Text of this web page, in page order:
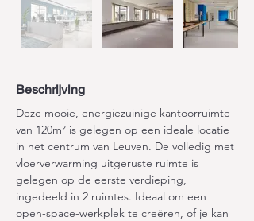
Beschrijving
Deze mooie, energiezuinige kantoorruimte
van 120m² is gelegen op een ideale locatie
in het centrum van Leuven. De volledig met
vloerverwarming uitgeruste ruimte is
gelegen op de eerste verdieping,
ingedeeld in 2 ruimtes. Ideaal om een
open-space-werkplek te creëren, of je kan